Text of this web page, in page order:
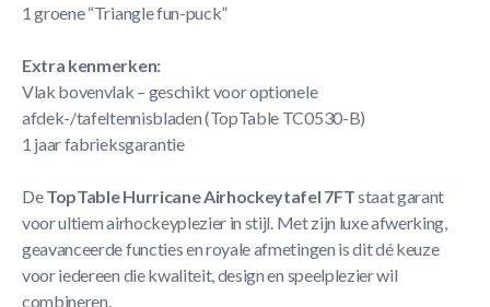
1 groene “Triangle fun-puck”
Extra kenmerken:
Vlak bovenvlak – geschikt voor optionele
afdek-/tafeltennisbladen (TopTable TC0530-B)
1 jaar fabrieksgarantie
DeTopTable Hurricane Airhockeytafel 7FTstaat garant
voor ultiem airhockeyplezier in stijl. Met zijn luxe afwerking,
geavanceerde functies en royale afmetingen is dit dé keuze
voor iedereen die kwaliteit, design en speelplezier wil
combineren.